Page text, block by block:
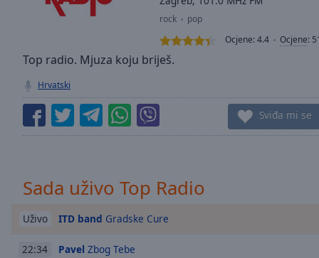
Seek to
currently
behind
LIVE
Remaining
Time-
Playback
rock
pop
Ocjene:4.4 Ocjene:
Top radio. Mjuza koju briješ.
Hrvatski
Sviđa mi se
Sada uživo Top Radio
Uživo ITD band Gradske Cure
22:34 Pavel Zbog Tebe